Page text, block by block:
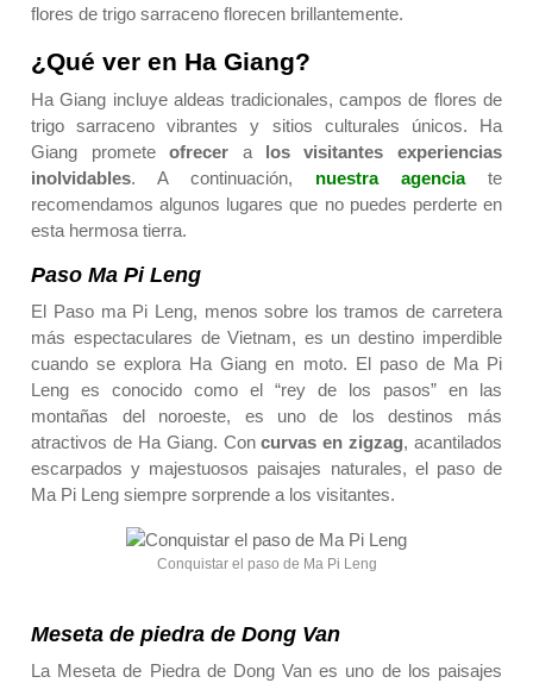
flores de trigo sarraceno florecen brillantemente.
¿Qué ver en Ha Giang?
Ha Giang incluye aldeas tradicionales, campos de flores de
trigo sarraceno vibrantes y sitios culturales únicos. Ha
Giang prometeofrecer alos visitantes
experiencias
inolvidables. A continuación, nuestra agenciate
recomendamos algunos lugares que no puedes perderte en
esta hermosa tierra.
Paso Ma Pi Leng
El Paso ma Pi Leng, menos sobre los tramos de carretera
más espectaculares de Vietnam, es un destino imperdible
cuando se explora Ha Giang en moto. El paso de Ma Pi
Leng es conocido como el “rey de los pasos” en las
montañas del noroeste, es uno de los destinos más
atractivos de Ha Giang. Concurvas en zigzag, acantilados
escarpados y majestuosos paisajes naturales, el paso de
Ma Pi Leng siempre sorprende a los visitantes.
Conquistar el paso de Ma Pi Leng
Meseta de piedra de Dong Van
La Meseta de Piedra de Dong Van es uno de los paisajes